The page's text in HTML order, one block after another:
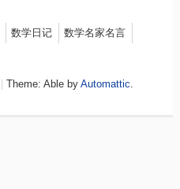
数学日记
数学名家名言
Theme: Able by Automattic